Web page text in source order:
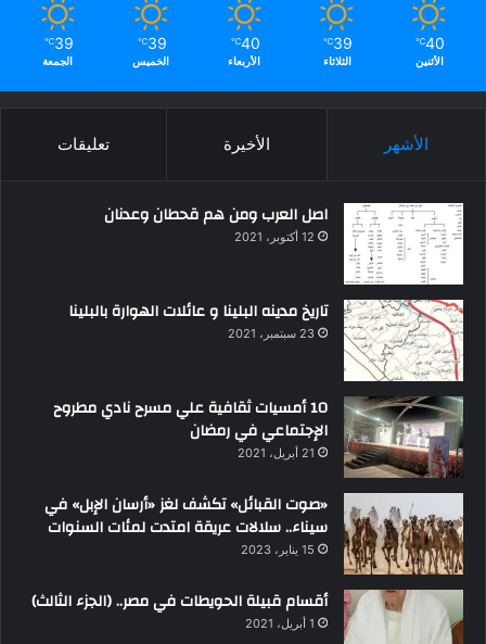
40
℃
الأثنين
39
℃
الثلاثاء
40
℃
الأربعاء
39
℃
الخميس
39
℃
الجمعة
الأشهر الأخيرة تعليقات
اصل العرب ومن هم قحطان وعدنان
12 أكتوبر، 2021
تاريخ مدينه البلينا و عائلات الهوارة بالبلينا
23 سبتمبر، 2021
10 أمسيات ثقافية علي مسرح نادي مطروح
الإجتماعي في رمضان
21 أبريل، 2021
«صوت القبائل» تكشف لغز «أرسان الإبل» في
سيناء.. سلالات عريقة امتدت لمئات السنوات
15 يناير، 2023
أقسام قبيلة الحويطات في مصر.. (الجزء الثالث)
1 أبريل، 2021